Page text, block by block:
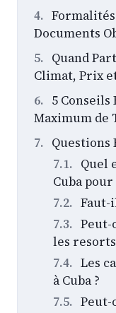
Formalités
Documents
Quand
Climat, Prix
5
Maximum de
Questions
Quel
Cuba
Faut-
Peut-
les resorts
Les
à Cuba ?
Peut-